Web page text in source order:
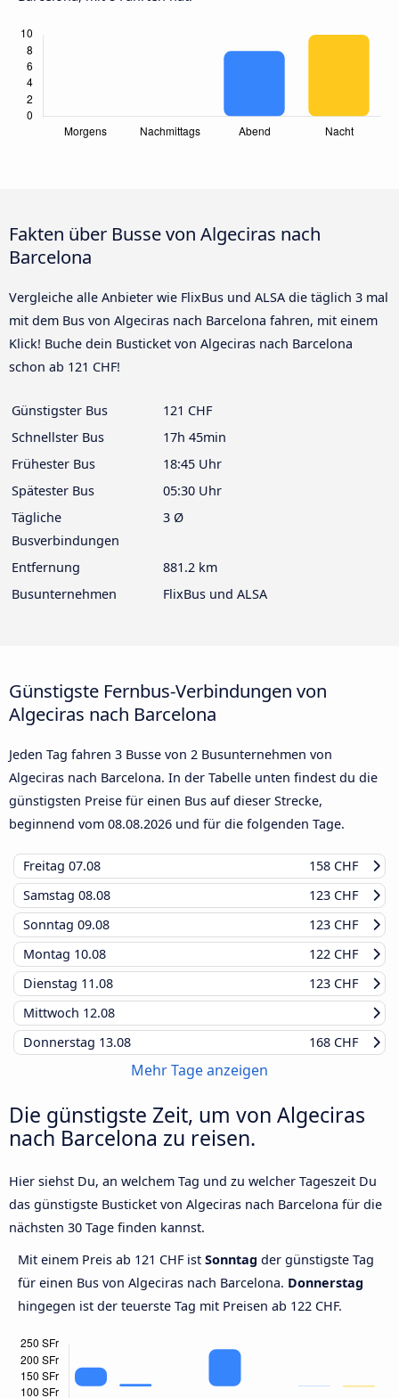
Fakten über Busse von Algeciras nach
Barcelona
Vergleiche alle Anbieter wie FlixBus und ALSA die täglich 3 mal
mit dem Bus von Algeciras nach Barcelona fahren, mit einem
Klick! Buche dein Busticket von Algeciras nach Barcelona
schon ab 121 CHF!
Günstigster Bus
121 CHF
Schnellster Bus
17h 45min
Frühester Bus
18:45 Uhr
Spätester Bus
05:30 Uhr
Tägliche
Busverbindungen
3 Ø
Entfernung
881.2 km
Busunternehmen
FlixBus und ALSA
Günstigste Fernbus-Verbindungen von
Algeciras nach Barcelona
Jeden Tag fahren 3 Busse von 2 Busunternehmen von
Algeciras nach Barcelona. In der Tabelle unten findest du die
günstigsten Preise für einen Bus auf dieser Strecke,
beginnend vom 08.08.2026 und für die folgenden Tage.
Freitag 07.08
158 CHF
Samstag 08.08
123 CHF
Sonntag 09.08
123 CHF
Montag 10.08
122 CHF
Dienstag 11.08
123 CHF
Mittwoch 12.08
Donnerstag 13.08 168 CHF
Mehr Tage anzeigen
Die günstigste Zeit, um von Algeciras
nach Barcelona zu reisen.
Hier siehst Du, an welchem Tag und zu welcher Tageszeit Du
das günstigste Busticket von Algeciras nach Barcelona für die
nächsten 30 Tage finden kannst.
Mit einem Preis ab 121 CHF ist Sonntag der günstigste Tag
für einen Bus von Algeciras nach Barcelona. Donnerstag
hingegen ist der teuerste Tag mit Preisen ab 122 CHF.